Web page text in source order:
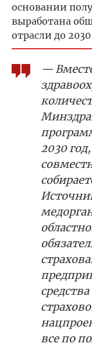
основании
выработана
отрасли до 2030
—
2030
все по